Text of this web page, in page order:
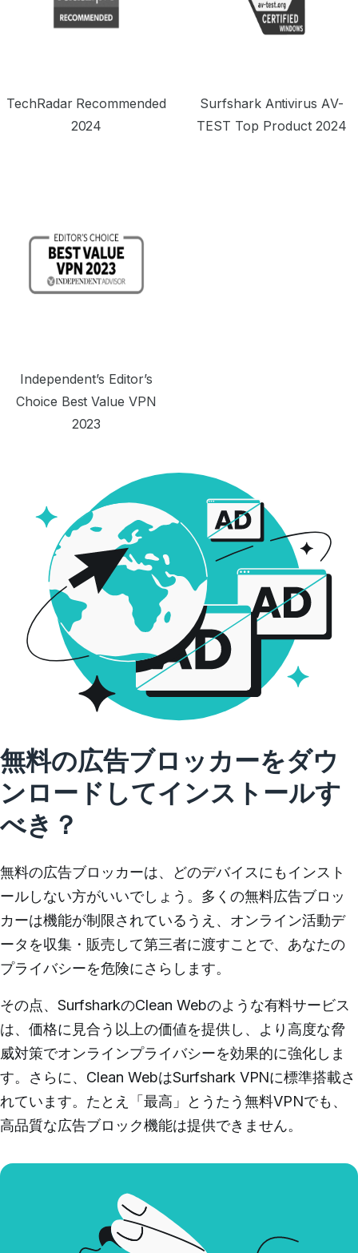
TechRadar Recommended
2024
Surfshark Antivirus AV-
TEST Top Product 2024
Independent’s Editor’s
Choice Best Value VPN
2023
無料の広告ブロッカーをダウ
ンロードしてインストールす
べき？
無料の広告ブロッカーは、どのデバイスにもインスト
ールしない方がいいでしょう。多くの無料広告ブロッ
カーは機能が制限されているうえ、オンライン活動デ
ータを収集・販売して第三者に渡すことで、あなたの
プライバシーを危険にさらします。
その点、SurfsharkのClean Webのような有料サービス
は、価格に見合う以上の価値を提供し、より高度な脅
威対策でオンラインプライバシーを効果的に強化しま
す。さらに、Clean WebはSurfshark VPNに標準搭載さ
れています。たとえ「最高」とうたう無料VPNでも、
高品質な広告ブロック機能は提供できません。